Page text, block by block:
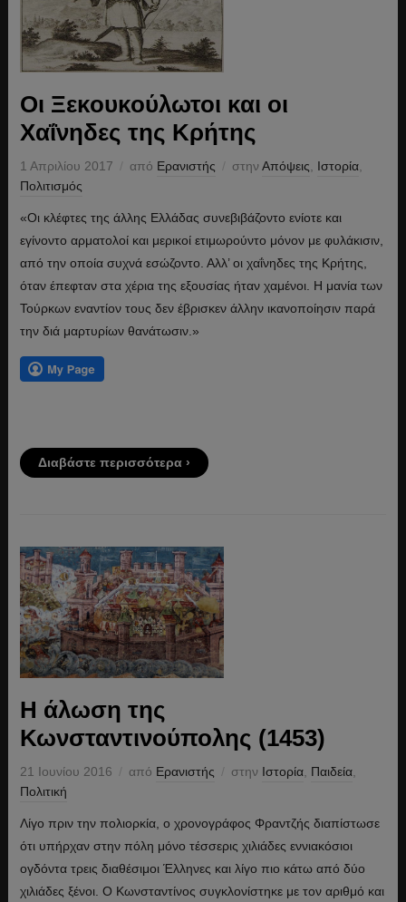
Οι Ξεκουκούλωτοι και οι
Χαΐνηδες της Κρήτης
1 Απριλίου 2017 από Ερανιστής στηνΑπόψεις Ιστορία,
Πολιτισμός
«Οι κλέφτες της άλλης Ελλάδας συνεβιβάζοντο ενίοτε και
εγίνοντο αρματολοί και μερικοί ετιμωρούντο μόνον με φυλάκισιν,
από την οποία συχνά εσώζοντο. Αλλ’ οι χαΐνηδες της Κρήτης,
όταν έπεφταν στα χέρια της εξουσίας ήταν χαμένοι. Η μανία των
Τούρκων εναντίον τους δεν έβρισκεν άλλην ικανοποίησιν παρά
την διά μαρτυρίων θανάτωσιν.»
Διαβάστε περισσότερα ›
Η άλωση της
Κωνσταντινούπολης (1453)
21 Ιουνίου 2016 από Ερανιστής στην Ιστορία, Παιδεία,
Πολιτική
Λίγο πριν την πολιορκία, ο χρονογράφος Φραντζής διαπίστωσε
ότι υπήρχαν στην πόλη μόνο τέσσερις χιλιάδες εννιακόσιοι
ογδόντα τρεις διαθέσιμοι Έλληνες και λίγο πιο κάτω από δύο
χιλιάδες ξένοι. Ο Κωνσταντίνος συγκλονίστηκε με τον αριθμό και